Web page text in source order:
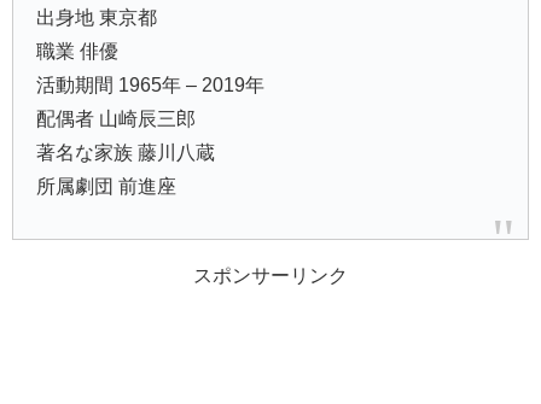
出身地 東京都
職業 俳優
活動期間 1965年 – 2019年
配偶者 山崎辰三郎
著名な家族 藤川八蔵
所属劇団 前進座
スポンサーリンク